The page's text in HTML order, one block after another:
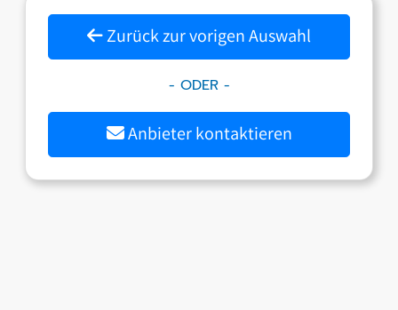
Zurück zur vorigen Auswahl
- ODER -
Anbieter kontaktieren